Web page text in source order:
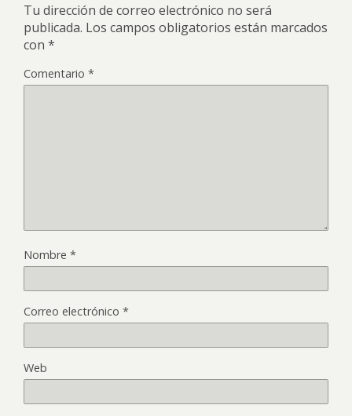
Tu dirección de correo electrónico no será
publicada. Los campos obligatorios están marcados
con *
Comentario *
Nombre *
Correo electrónico *
Web